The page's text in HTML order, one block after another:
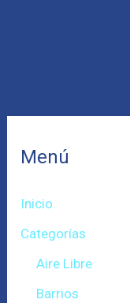
Menú
Inicio
Categorías
Aire Libre
Barrios